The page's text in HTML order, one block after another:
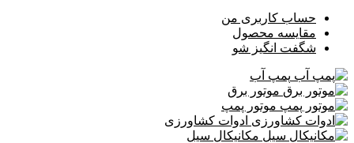
حساب کاربری من
مقایسه محصول
شگفت انگیز شو
پمپ آب
موتور برق
موتور پمپ
ادوات کشاورزی
مکانیکال سیل